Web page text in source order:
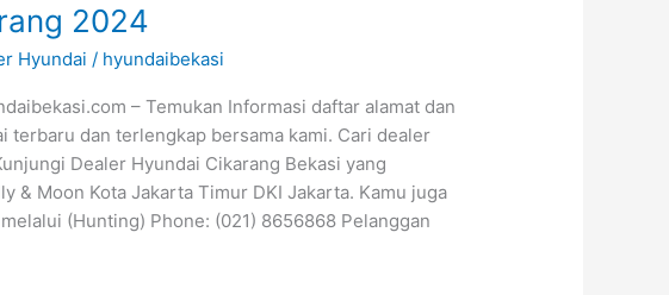
2024
Hyundai / hyundaibekasi
– Temukan Informasi daftar alamat dan
terbaru dan terlengkap bersama kami. Cari dealer
Dealer Hyundai Cikarang Bekasi yang
& Moon Kota Jakarta Timur DKI Jakarta. Kamu juga
(Hunting) Phone: (021) 8656868 Pelanggan